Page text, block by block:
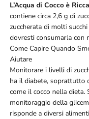
L’Acqua di Cocco è
contiene circa 2,6 g di
zuccherata di molti
dovresti consumarla con
Come Capire Quando
Aiutare
Monitorare i livelli di
ha il diabete, soprattutto
come il cocco nella
monitoraggio della
risponde a diversi